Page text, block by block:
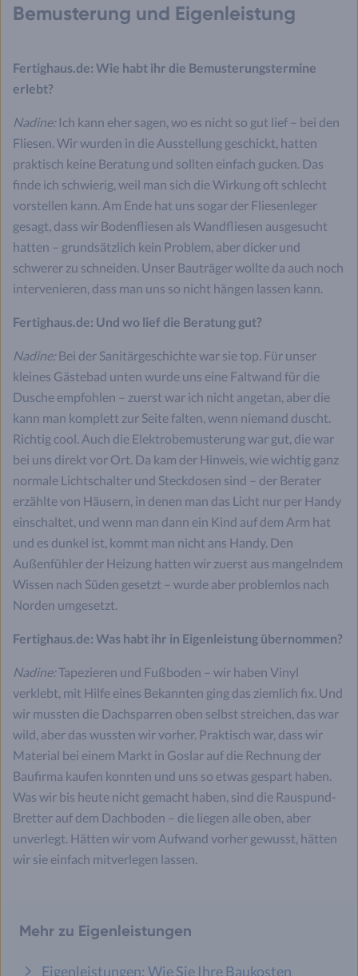
Bemusterung und Eigenleistung
Fertighaus.de: Wie habt ihr die Bemusterungstermine
erlebt?
Nadine:Ich kann eher sagen, wo es nicht so gut lief – bei den
Fliesen. Wir wurden in die Ausstellung geschickt, hatten
praktisch keine Beratung und sollten einfach gucken. Das
finde ich schwierig, weil man sich die Wirkung oft schlecht
vorstellen kann. Am Ende hat uns sogar der Fliesenleger
gesagt, dass wir Bodenfliesen als Wandfliesen ausgesucht
hatten – grundsätzlich kein Problem, aber dicker und
schwerer zu schneiden. Unser Bauträger wollte da auch noch
intervenieren, dass man uns so nicht hängen lassen kann.
Fertighaus.de: Und wo lief die Beratung gut?
Nadine:Bei der Sanitärgeschichte war sie top. Für unser
kleines Gästebad unten wurde uns eine Faltwand für die
Dusche empfohlen – zuerst war ich nicht angetan, aber die
kann man komplett zur Seite falten, wenn niemand duscht.
Richtig cool. Auch die Elektrobemusterung war gut, die war
bei uns direkt vor Ort. Da kam der Hinweis, wie wichtig ganz
normale Lichtschalter und Steckdosen sind – der Berater
erzählte von Häusern, in denen man das Licht nur per Handy
einschaltet, und wenn man dann ein Kind auf dem Arm hat
und es dunkel ist, kommt man nicht ans Handy. Den
Außenfühler der Heizung hatten wir zuerst aus mangelndem
Wissen nach Süden gesetzt – wurde aber problemlos nach
Norden umgesetzt.
Fertighaus.de: Was habt ihr in Eigenleistung übernommen?
Nadine:Tapezieren und Fußboden – wir haben Vinyl
verklebt, mit Hilfe eines Bekannten ging das ziemlich fix. Und
wir mussten die Dachsparren oben selbst streichen, das war
wild, aber das wussten wir vorher. Praktisch war, dass wir
Material bei einem Markt in Goslar auf die Rechnung der
Baufirma kaufen konnten und uns so etwas gespart haben.
Was wir bis heute nicht gemacht haben, sind die Rauspund-
Bretter auf dem Dachboden – die liegen alle oben, aber
unverlegt. Hätten wir vom Aufwand vorher gewusst, hätten
wir sie einfach mitverlegen lassen.
Mehr zu Eigenleistungen
Eigenleistungen: Wie Sie Ihre Baukosten